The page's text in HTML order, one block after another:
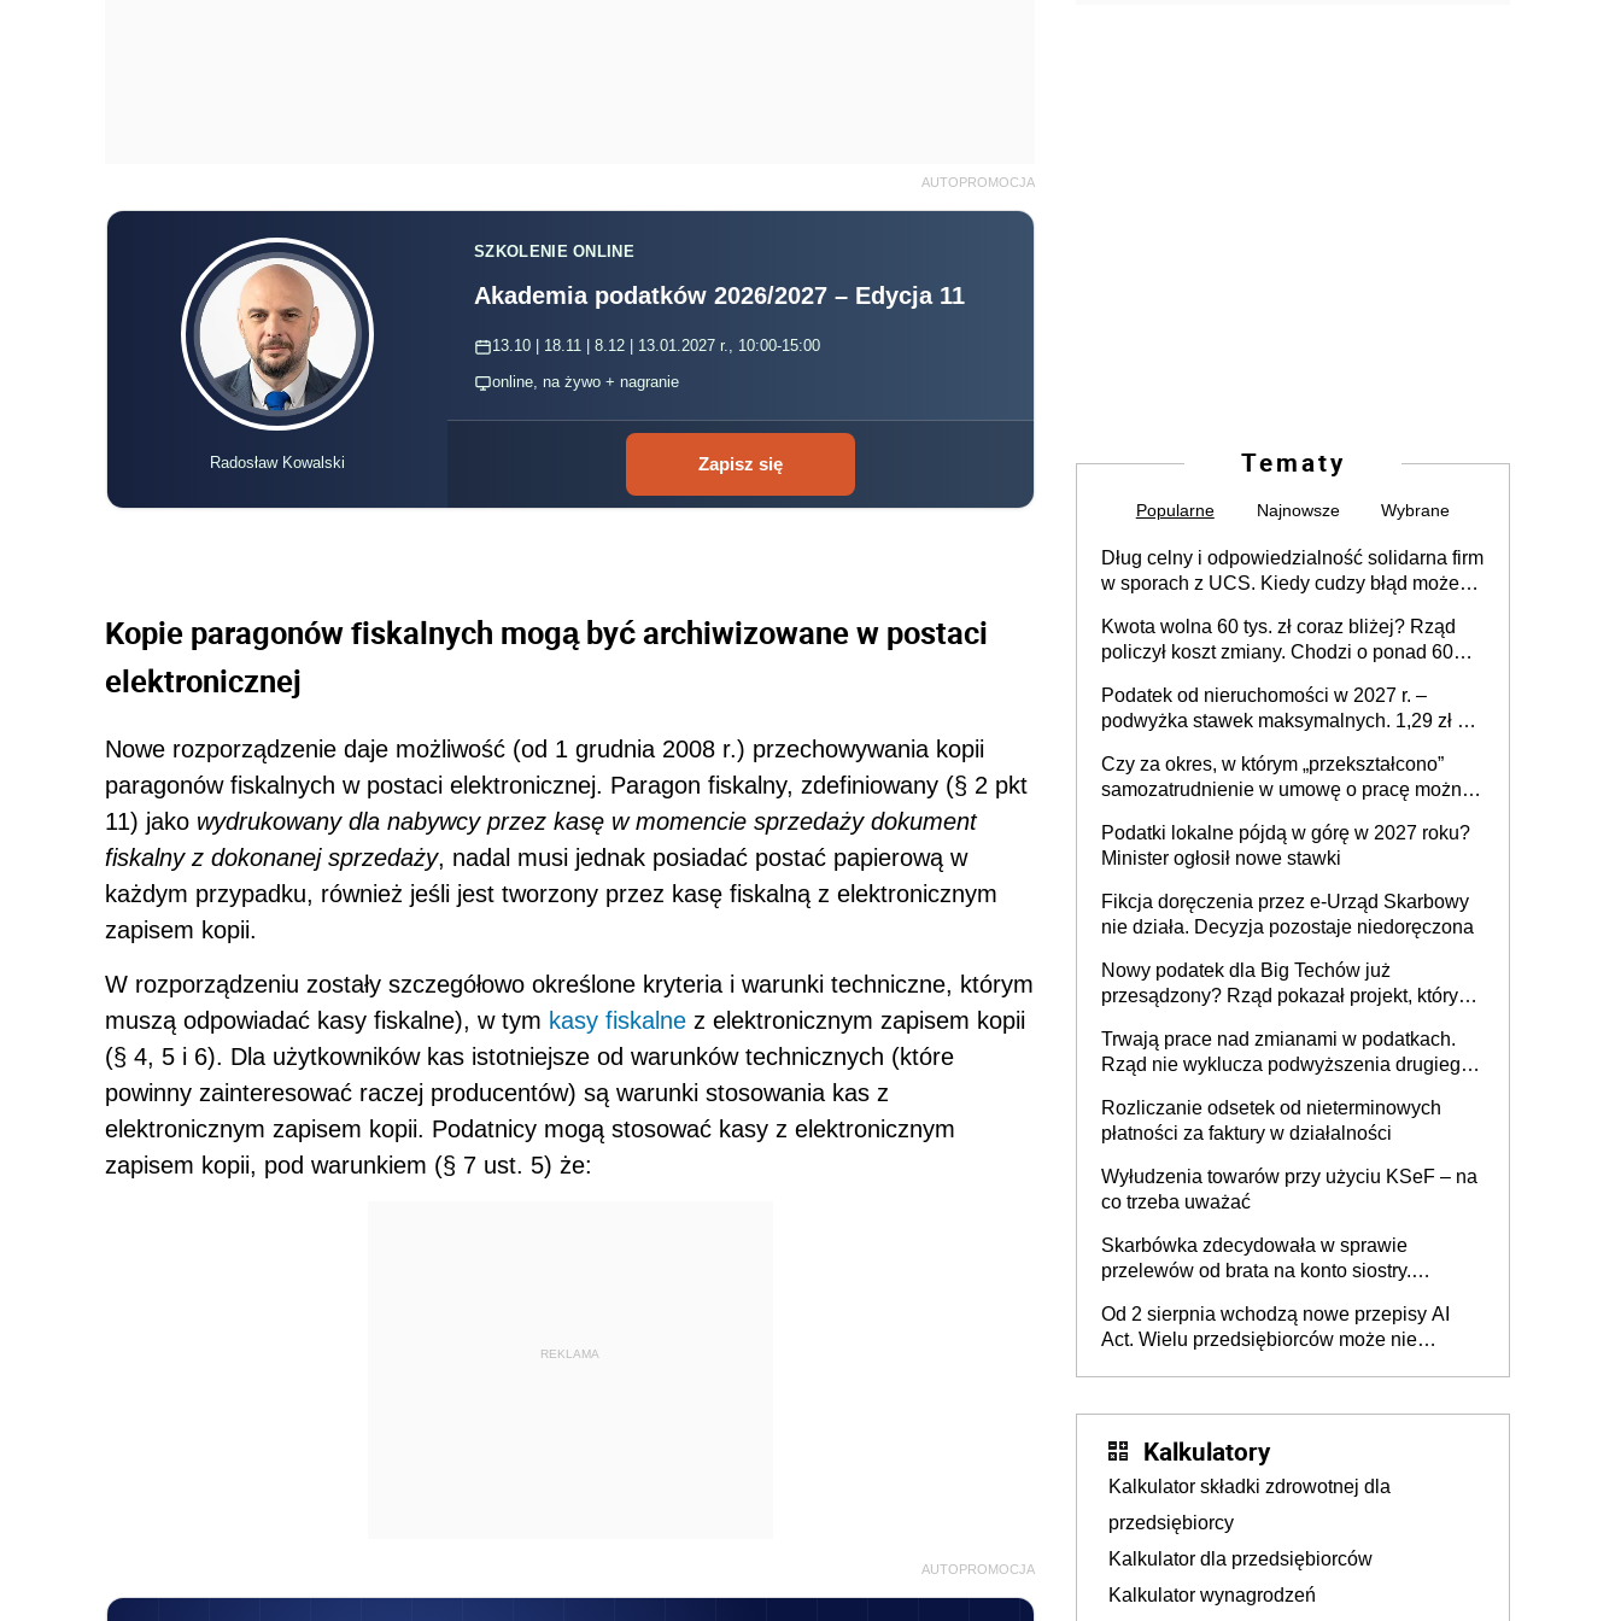
AUTOPROMOCJA
Radosław Kowalski
SZKOLENIE ONLINE
Akademia podatków 2026/2027 – Edycja 11
13.10 | 18.11 | 8.12 | 13.01.2027 r., 10:00-15:00
online, na żywo + nagranie
Zapisz się
Kopie paragonów fiskalnych mogą być archiwizowane w postaci
elektronicznej
Nowe rozporządzenie daje możliwość (od 1 grudnia 2008 r.) przechowywania kopii
paragonów fiskalnych w postaci elektronicznej. Paragon fiskalny, zdefiniowany (§ 2 pkt
11) jako wydrukowany dla nabywcy przez kasę w momencie sprzedaży dokument
fiskalny z dokonanej sprzedaży, nadal musi jednak posiadać postać papierową w
każdym przypadku, również jeśli jest tworzony przez kasę fiskalną z elektronicznym
zapisem kopii.
W rozporządzeniu zostały szczegółowo określone kryteria i warunki techniczne, którym
muszą odpowiadać kasy fiskalne), w tym kasy fiskalne z elektronicznym zapisem kopii
(§ 4, 5 i 6). Dla użytkowników kas istotniejsze od warunków technicznych (które
powinny zainteresować raczej producentów) są warunki stosowania kas z
elektronicznym zapisem kopii. Podatnicy mogą stosować kasy z elektronicznym
zapisem kopii, pod warunkiem (§ 7 ust. 5) że:
REKLAMA
AUTOPROMOCJA
Tematy
Popularne Najnowsze Wybrane
Dług celny i odpowiedzialność solidarna firm
w sporach z UCS. Kiedy cudzy błąd może
Kwota wolna 60 tys. zł coraz bliżej? Rząd
policzył koszt zmiany. Chodzi o ponad 60
Podatek od nieruchomości w 2027 r. –
podwyżka stawek maksymalnych. 1,29 zł za
budynków i lokali związanych z
prowadzeniem działalności gospodarczej
Czy za okres, w którym „przekształcono”
samozatrudnienie w umowę o pracę można
umowy cywilnoprawnej jedynym
racjonalnym wyjściem
Podatki lokalne pójdą w górę w 2027 roku?
Minister ogłosił nowe stawki
Fikcja doręczenia przez e-Urząd Skarbowy
nie działa. Decyzja pozostaje niedoręczona
Nowy podatek dla Big Techów już
przesądzony? Rząd pokazał projekt, który
Trwają prace nad zmianami w podatkach.
Rząd nie wyklucza podwyższenia drugiego
Rozliczanie odsetek od nieterminowych
płatności za faktury w działalności
Wyłudzenia towarów przy użyciu KSeF – na
co trzeba uważać
Skarbówka zdecydowała w sprawie
przelewów od brata na konto siostry.
darowizna, ale podatku jednak nie będzie
Od 2 sierpnia wchodzą nowe przepisy AI
Act. Wielu przedsiębiorców może nie
Kalkulatory
Kalkulator składki zdrowotnej dla
przedsiębiorcy
Kalkulator dla przedsiębiorców
Kalkulator wynagrodzeń